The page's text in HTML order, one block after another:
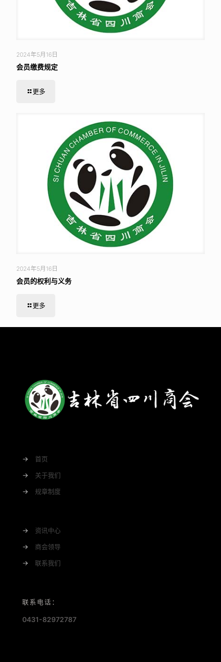
2024年5月16日
会员缴费规定
更多
2024年5月16日
会员的权利与义务
更多
→ 首页
→ 关于我们
→ 规章制度
→ 资讯中心
→ 商会领导
→ 联系我们
联系电话：
0431-82972787